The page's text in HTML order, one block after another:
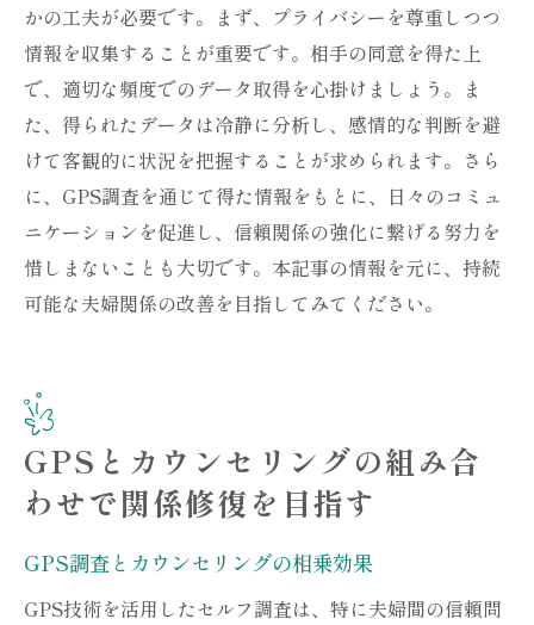
かの工夫が必要です。まず、プライバシーを尊重しつつ
情報を収集することが重要です。相手の同意を得た上
で、適切な頻度でのデータ取得を心掛けましょう。ま
た、得られたデータは冷静に分析し、感情的な判断を避
けて客観的に状況を把握することが求められます。さら
に、GPS調査を通じて得た情報をもとに、日々のコミュ
ニケーションを促進し、信頼関係の強化に繋げる努力を
惜しまないことも大切です。本記事の情報を元に、持続
可能な夫婦関係の改善を目指してみてください。
GPSとカウンセリングの組み合
わせで関係修復を目指す
GPS調査とカウンセリングの相乗効果
GPS技術を活用したセルフ調査は、特に夫婦間の信頼問